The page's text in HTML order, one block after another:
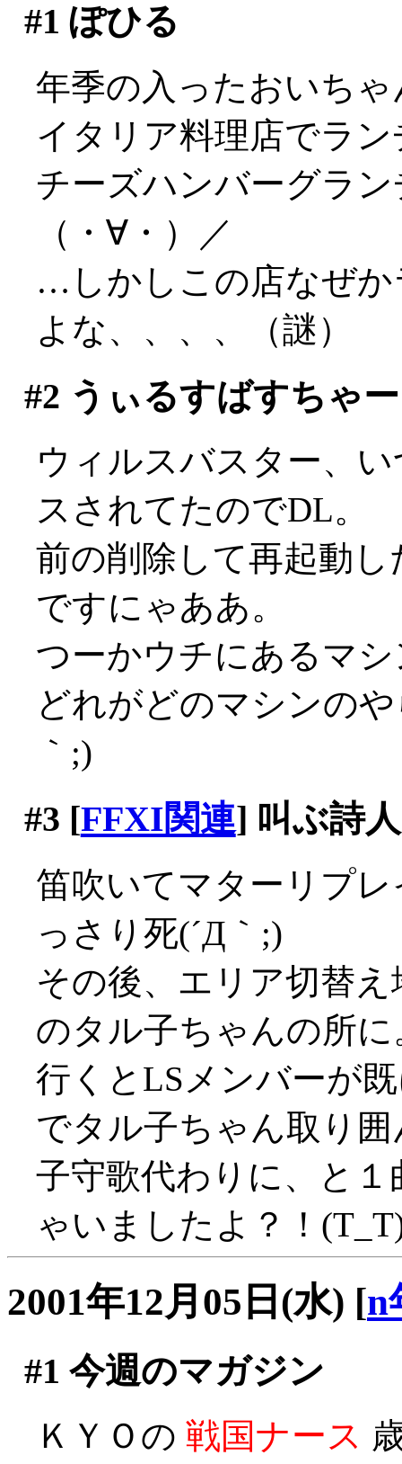
#1 ぽひる
年季の入ったおいち
イタリア料理店でラン
チーズハンバーグラ
（・∀・）／
…しかしこの店なぜか
よな、、、、（謎）
#2 うぃるすばすちゃー
ウィルスバスター、
スされてたのでDL。
前の削除して再起動
ですにゃああ。
つーかウチにあるマ
どれがどのマシンの
｀;)
#3 [FFXI関連] 叫ぶ詩
笛吹いてマターリプ
っさり死(´Д｀;)
その後、エリア切替
のタル子ちゃんの所に
行くとLSメンバーが
でタル子ちゃん取り
子守歌代わりに、と
ゃいましたよ？！
2001年12月05日(水) [n
#1 今週のマガジン
ＫＹＯの 戦国ナース